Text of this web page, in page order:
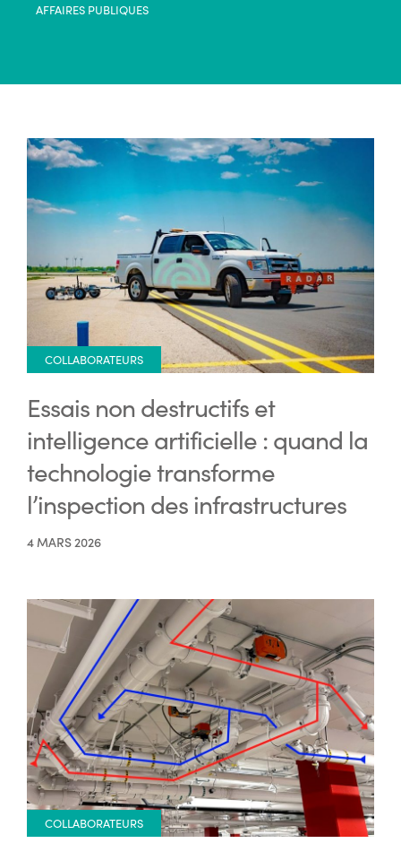
AFFAIRES PUBLIQUES
COLLABORATEURS
Essais non destructifs et
intelligence artificielle : quand la
technologie transforme
l’inspection des infrastructures
4 MARS 2026
COLLABORATEURS